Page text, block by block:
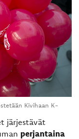
Kivihaan K-
järjestävät
perjantaina